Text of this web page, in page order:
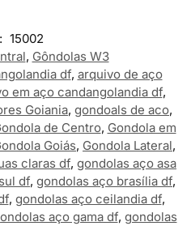
15002
, Gôndolas W3
df, arquivo de aço
em aço candangolandia df,
Goiania, gondoals de aco,
de Centro, Gondola em
Goiás, Gondola Lateral,
claras df, gondolas aço asa
df, gondolas aço brasília df,
, gondolas aço ceilandia df,
aço gama df, gondolas